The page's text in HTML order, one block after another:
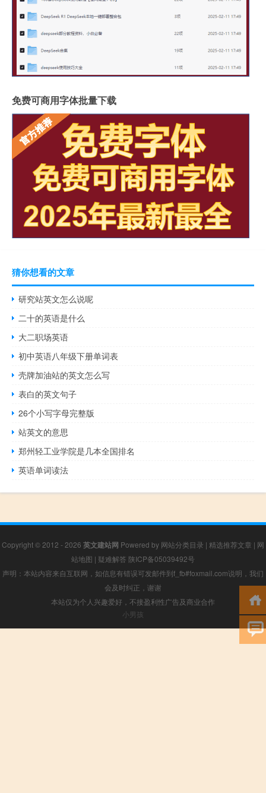
免费可商用字体批量下载
猜你想看的文章
研究站英文怎么说呢
二十的英语是什么
大二职场英语
初中英语八年级下册单词表
壳牌加油站的英文怎么写
表白的英文句子
26个小写字母完整版
站英文的意思
郑州轻工业学院是几本全国排名
英语单词读法
Copyright © 2012 - 2026 英文建站网 Powered by 网站分类目录 | 精选推荐文章 | 网
站地图 | 疑难解答 陕ICP备05039492号
声明：本站内容来自互联网，如信息有错误可发邮件到f_fb#foxmail.com说明，我们
会及时纠正，谢谢
本站仅为个人兴趣爱好，不接盈利性广告及商业合作
小男孩